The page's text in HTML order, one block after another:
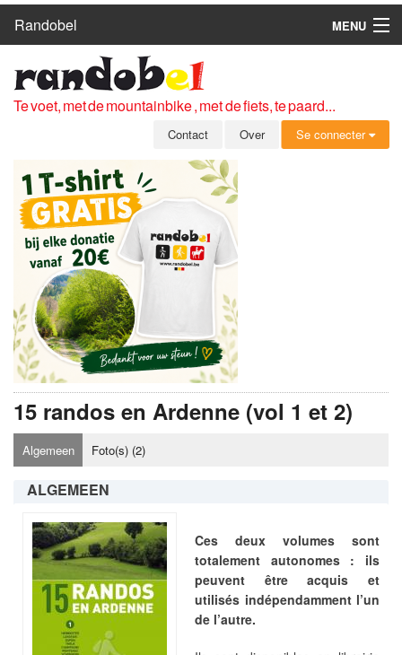
Randobel
MENU
ROUTES
CLUBS
OVER
LEDEN
ZICH AANMELDEN
GRATIS REGISTRATIE
WACHTWOORD VERGETEN
Te voet, met de mountainbike , met de fiets, te paard...
Contact Over Se connecter
15 randos en Ardenne (vol 1 et 2)
Algemeen Foto(s) (2)
ALGEMEEN
Ces deux volumes sont
totalement autonomes : ils
peuvent être acquis et
utilisés indépendamment l’un
de l’autre.